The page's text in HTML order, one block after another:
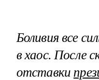
Боливия все
в хаос. После
отставки